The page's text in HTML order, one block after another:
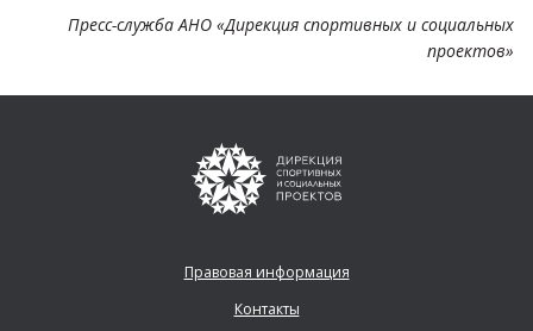
Пресс-служба АНО «Дирекция спортивных и социальных
проектов»
Правовая информация
Контакты